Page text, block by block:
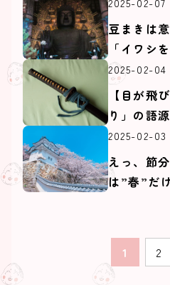
2025-02-07
豆まきは
「イワシ
2025-02-04
【目が飛
り」の語
る「めぬ
2025-02-03
えっ、節
は”春”だ
1 2